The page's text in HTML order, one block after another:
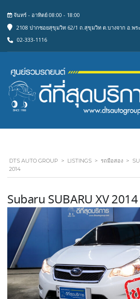
จันทร์ - อาทิตย์ 08:00 - 18:00
2108 ปากซอยสุขุมวิท 62/1 ถ.สุขุมวิท ต.บางจาก อ.พร
02-333-1116
DTS AUTO GROUP > LISTINGS > รถมือสอง >
2014
Subaru SUBARU XV 2014